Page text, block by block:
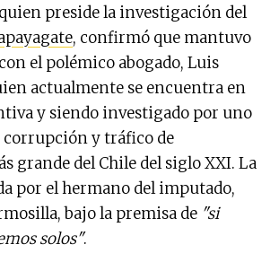
preside la investigación del
, confirmó que mantuvo
el polémico abogado, Luis
actualmente se encuentra en
y siendo investigado por uno
corrupción y tráfico de
grande del Chile del siglo XXI. La
por el hermano del imputado,
bajo la premisa de "si
solos".